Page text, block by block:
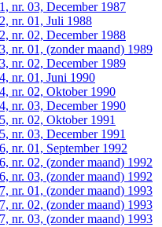
nr. 03, December 1987
nr. 01, Juli 1988
nr. 02, December 1988
nr. 01, (zonder maand) 1989
nr. 02, December 1989
nr. 01, Juni 1990
nr. 02, Oktober 1990
nr. 03, December 1990
nr. 02, Oktober 1991
nr. 03, December 1991
nr. 01, September 1992
nr. 02, (zonder maand) 1992
nr. 03, (zonder maand) 1992
nr. 01, (zonder maand) 1993
nr. 02, (zonder maand) 1993
nr. 03, (zonder maand) 1993